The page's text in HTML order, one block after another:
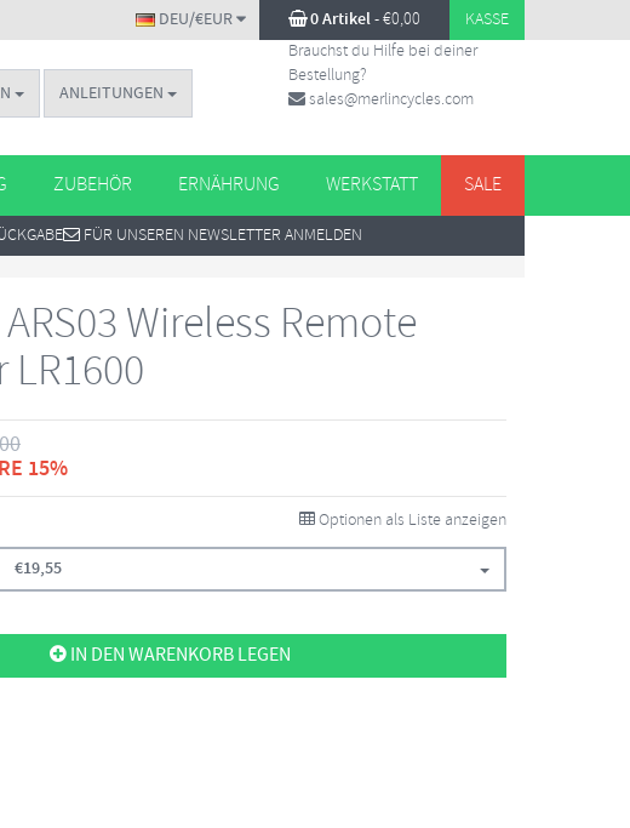
0 Artikel-€0,00 KASSE
DEU/€EUR
ANLEITUNGEN
Brauchst du Hilfe bei deiner
Bestellung?
sales@merlincycles.com
ZUBEHÖR ERNÄHRUNG WERKSTATT SALE
FÜR UNSEREN NEWSLETTER ANMELDEN
Wireless Remote
15%
Optionen als Liste anzeigen
€19,55
IN DEN WARENKORB LEGEN